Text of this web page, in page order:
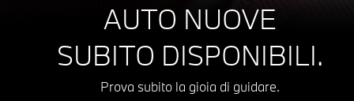
AUTO NUOVE
SUBITO DISPONIBILI.
Prova subito la gioia di guidare.